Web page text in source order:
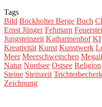
Tags
Bild Bockholter Berge Buch
Ernst Jünger Fehmarn
Jungsteinzeit Katharinenhof KI
Kreativität Kunst Kunstwerk
Meer Meerschweinchen
Natur Nordsee Ostsee Religion
Steine Steinzeit
Zeichnung